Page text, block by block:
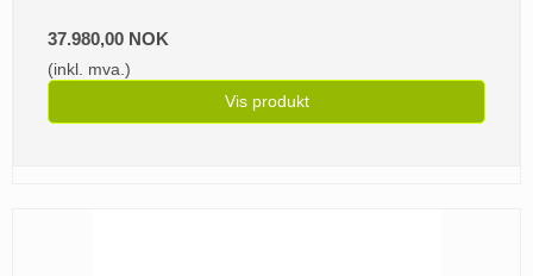
37.980,00 NOK
(inkl. mva.)
Vis produkt